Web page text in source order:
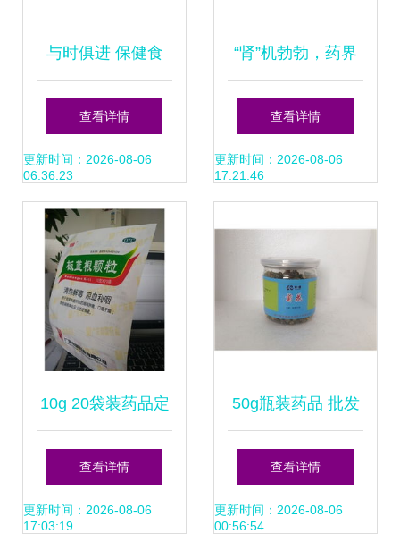
与时俱进 保健食
品、医药品牌设计
与药品批发的时代
脉搏
查看详情
更新时间：2026-08-06
06:36:23
“肾”机勃勃，药界
传奇 通路比广告更
重要
查看详情
更新时间：2026-08-06
17:21:46
10g 20袋装药品定
价与采购指南 药品
终端网供应分析
查看详情
更新时间：2026-08-06
17:03:19
50g瓶装药品 批发
价格、厂家供应与
采购指南
查看详情
更新时间：2026-08-06
00:56:54